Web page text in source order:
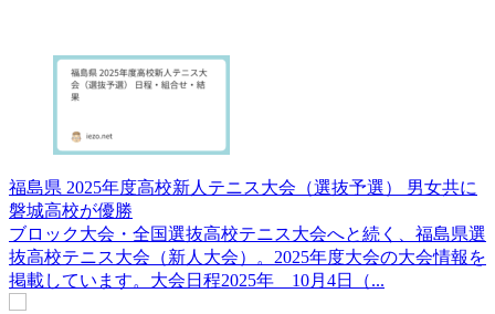
福島県 2025年度高校新人テニス大会（選抜予選） 男女共に
磐城高校が優勝
ブロック大会・全国選抜高校テニス大会へと続く、福島県選
抜高校テニス大会（新人大会）。2025年度大会の大会情報を
掲載しています。大会日程2025年 10月4日（...